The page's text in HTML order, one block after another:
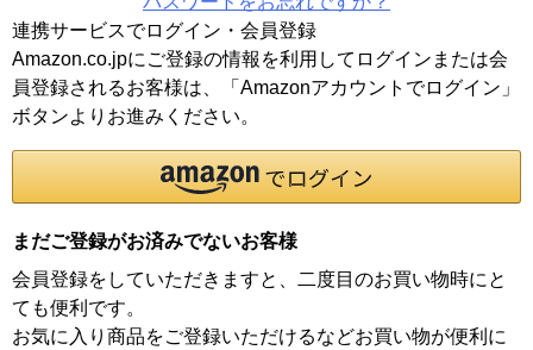
連携サービスでログイン・会員登録
Amazon.co.jpにご登録の情報を利用してログインまたは会
員登録されるお客様は、「Amazonアカウントでログイン」
ボタンよりお進みください。
まだご登録がお済みでないお客様
会員登録をしていただきますと、二度目のお買い物時にと
ても便利です。
お気に入り商品をご登録いただけるなどお買い物が便利に